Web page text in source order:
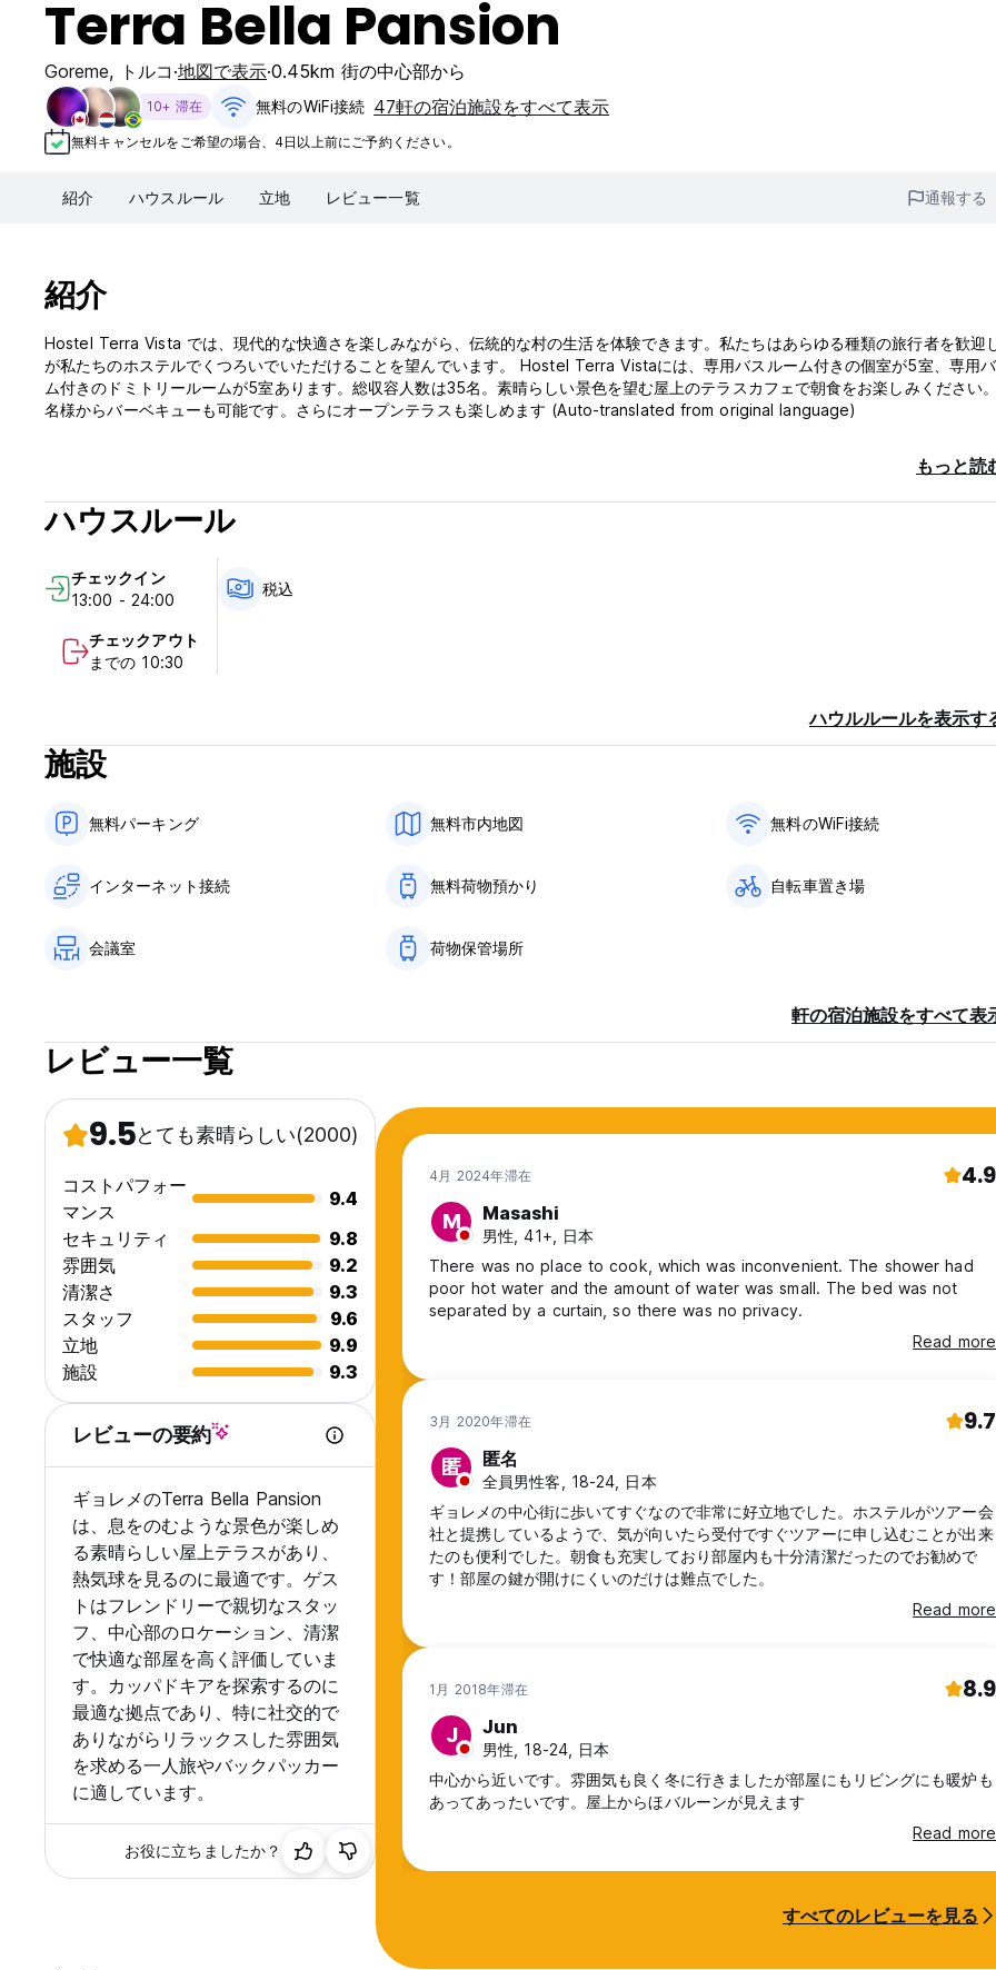
Terra Bella Pansion
Goreme, トルコ 地図で表示 0.45km 街の中心部から
10+ 滞在 無料のWiFi接続 47軒の宿泊施設をすべて表示
無料キャンセルをご希望の場合、4日以上前にご予約ください。
紹介 ハウスルール 立地 レビュー一覧 通報する
紹介
Hostel Terra Vista では、現代的な快適さを楽しみながら、伝統的な村の生活を体験できます。私たちはあらゆる種類の旅行者を歓迎
が私たちのホステルでくつろいでいただけることを望んでいます。 Hostel Terra Vistaには、専用バスルーム付きの個室が5室、専用
ム付きのドミトリールームが5室あります。総収容人数は35名。素晴らしい景色を望む屋上のテラスカフェで朝食をお楽しみください
名様からバーベキューも可能です。さらにオープンテラスも楽しめます (Auto-translated from original language)
もっと読
ハウスルール
チェックイン
13:00 - 24:00
チェックアウト
までの 10:30
税込
ハウルルールを表示す
施設
無料パーキング 無料市内地図 無料のWiFi接続
インターネット接続 無料荷物預かり 自転車置き場
会議室 荷物保管場所
軒の宿泊施設をすべて表
レビュー一覧
9.5とても素晴らしい(2000)
コストパフォー
マンス
9.4
セキュリティ
9.8
雰囲気
9.2
清潔さ
9.3
スタッフ
9.6
立地
9.9
施設
9.3
レビューの要約
ギョレメのTerra Bella Pansion
は、息をのむような景色が楽しめ
る素晴らしい屋上テラスがあり、
熱気球を見るのに最適です。ゲス
トはフレンドリーで親切なスタッ
フ、中心部のロケーション、清潔
で快適な部屋を高く評価していま
す。カッパドキアを探索するのに
最適な拠点であり、特に社交的で
ありながらリラックスした雰囲気
を求める一人旅やバックパッカー
に適しています。
お役に立ちましたか？
4月 2024年滞在 4.9
M Masashi
男性, 41+, 日本
There was no place to cook, which was inconvenient. The shower had
poor hot water and the amount of water was small. The bed was not
separated by a curtain, so there was no privacy.
Read more
3月 2020年滞在 9.7
匿 匿名
全員男性客, 18-24, 日本
ギョレメの中心街に歩いてすぐなので非常に好立地でした。ホステルがツアー会
社と提携しているようで、気が向いたら受付ですぐツアーに申し込むことが出来
たのも便利でした。朝食も充実しており部屋内も十分清潔だったのでお勧めで
す！部屋の鍵が開けにくいのだけは難点でした。
Read more
1月 2018年滞在 8.9
J Jun
男性, 18-24, 日本
中心から近いです。雰囲気も良く冬に行きましたが部屋にもリビングにも暖炉も
あってあったいです。屋上からほバルーンが見えます
Read more
すべてのレビューを見る